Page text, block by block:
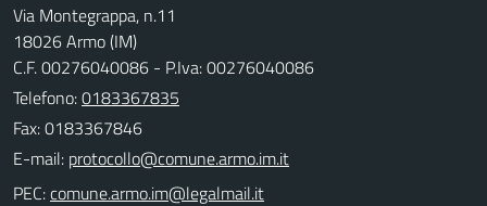
Via Montegrappa, n.11
18026 Armo (IM)
C.F. 00276040086 - P.Iva: 00276040086
Telefono:0183367835
Fax: 0183367846
E-mail:
PEC: